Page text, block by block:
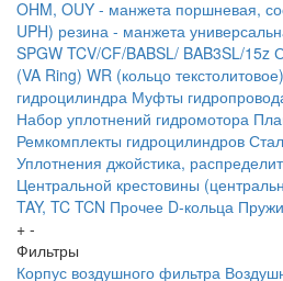
OHM, OUY - манжета поршневая,
UPH) резина - манжета
SPGW TCV/CF/BABSL/ BAB3SL/15z
(VA Ring) WR (кольцо
гидроцилиндра Муфты
Набор уплотнений гидромотора
Ремкомплекты гидроцилиндров
Уплотнения джойстика,
Центральной крестовины
TAY, TC TCN Прочее D-кольца
+ -
Фильтры
Корпус воздушного фильтра